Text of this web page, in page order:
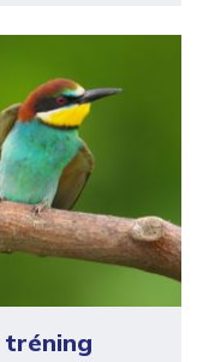
tréning